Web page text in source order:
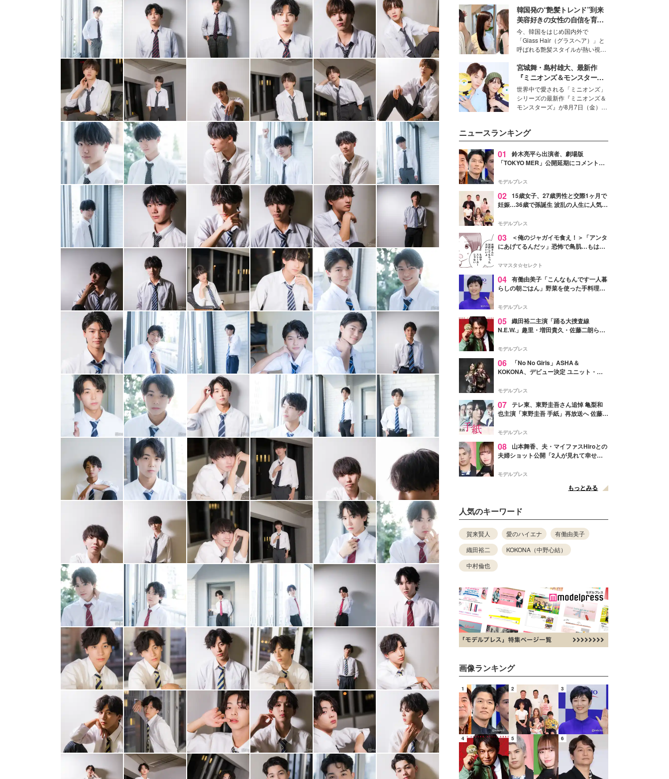
な美容の常識を大きく変える可能
性を秘めた、革新的な「Water
Capturing Skin（ウォーターキャ
プチャリングスキン：捕水肌）」
技術を、花王が構築した。
韓国発の“艶髪トレンド”到来
美容好きの女性の自信を育む
「ヘアケア事情」って？
今、韓国をはじめ国内外で
「Glass Hair（グラスヘア）」と
呼ばれる艶髪スタイルが熱い視線
ションの完成度を高めるベースと
して、“髪そのものの美しさ”に改
めて注目する人が増えている様
子。今回は、そんな憧れの艶やか
な髪を日常で叶える、美容好きの
女性たちのヘアケア事情を紹介し
宮城舞・島村雄大、最新作
『ミニオンズ＆モンスター
ズ』の魅力熱弁 ハチャメチャ
だけじゃない“友情と絆”に感
動
世界中で愛される「ミニオンズ」
シリーズの最新作『ミニオンズ＆
モンスターズ』が8月7日（金）に
デルの宮城舞と島村雄大の特別対
談をお届け！それぞれの視点か
ら、今作ならではの魅力や予想外
の感動をもたらす奥深いストーリ
た。
ニュースランキング
01
鈴木亮平ら出演者、劇場版
「TOKYO MER」公開延期にコメント
最大の敬意とエールを」
モデルプレス
02 15歳女子、27歳男性と交際1ヶ月で
妊娠…36歳で孫誕生 波乱の人生に人気タ
よ！」
モデルプレス
03
＜俺のジャガイモ食え！＞「アンタ
にあげてるんだッ」恐怖で鳥肌…もはや
ママスタ☆セレクト
04 有働由美子「こんなもんです一人暮
らしの朝ごはん」野菜を使った手料理公
そう」と反響
モデルプレス
05 織田裕二主演「踊る大捜査線
N.E.W.」趣里・増田貴久・佐藤二朗ら新
徴する“謎のキーワード”も
モデルプレス
06
「No No Girls」ASHA＆
KOKONA、デビュー決定 ユニット・
リリースへ
モデルプレス
07 テレ東、東野圭吾さん追悼 亀梨和
也主演「東野圭吾 手紙」再放送へ 佐藤隆
モデルプレス
08
山本舞香、夫・マイファスHiroとの
夫婦ショット公開「2人が見れて幸せ」
モデルプレス
もっとみる
人気のキーワード
賀来賢人 愛のハイエナ
有働由美子
織田裕二
KOKONA（中野心結）
中村倫也
画像ランキング
1 2 3
4 5 6